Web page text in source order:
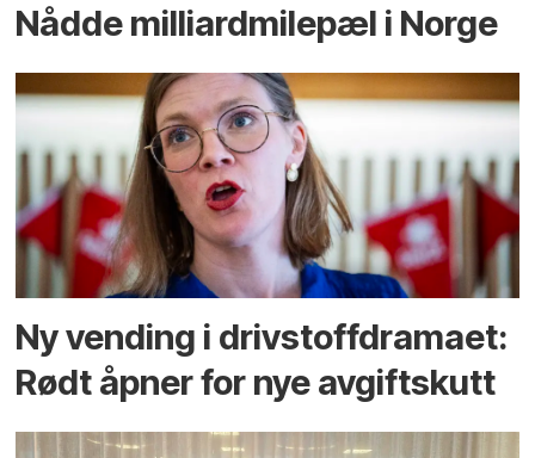
Nådde milliard­­milepæl i Norge
Ny vending i drivstoffdramaet:
Rødt åpner for nye avgiftskutt